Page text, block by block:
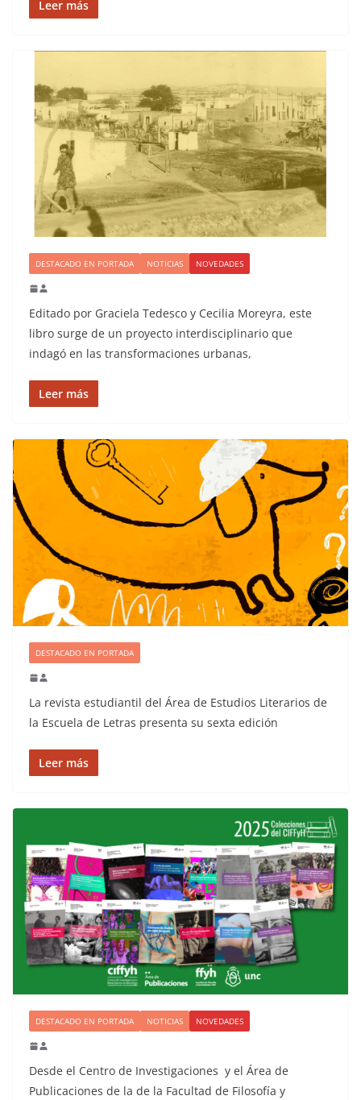
Leer más
DESTACADO EN PORTADA NOTICIAS NOVEDADES
Editado por Graciela Tedesco y Cecilia Moreyra, este
libro surge de un proyecto interdisciplinario que
indagó en las transformaciones urbanas,
Leer más
DESTACADO EN PORTADA
La revista estudiantil del Área de Estudios Literarios de
la Escuela de Letras presenta su sexta edición
Leer más
DESTACADO EN PORTADA NOTICIAS NOVEDADES
Desde el Centro de Investigaciones y el Área de
Publicaciones de la de la Facultad de Filosofía y